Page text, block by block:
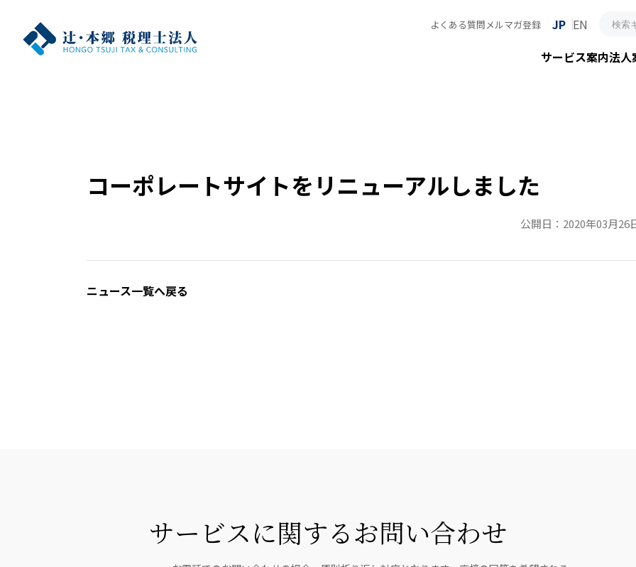
よくある質問 メルマガ登録 JP EN
サービス案内法人
コーポレートサイトをリニューアルしました
公開日：2020年03月26
ニュース一覧へ戻る
サービスに関するお問い合わせ